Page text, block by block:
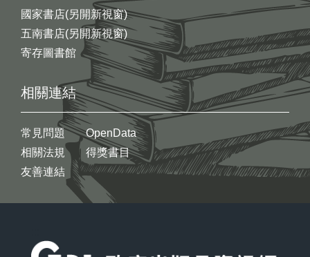
國家書店(另開新視窗)
五南書店(另開新視窗)
寄存圖書館
相關連結
常見問題
相關法規
友善連結
OpenData
得獎書目